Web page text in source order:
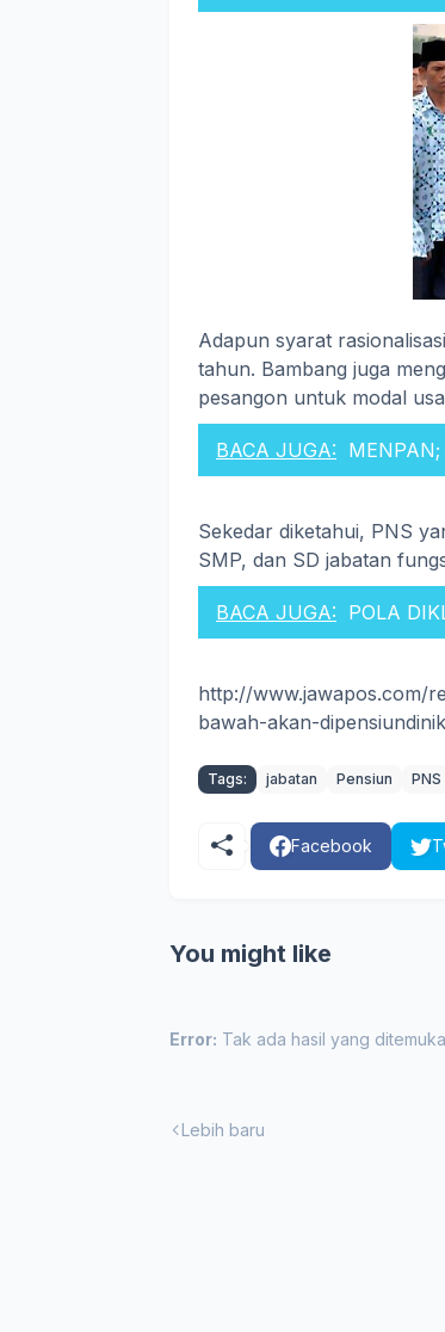
Adapun syarat
tahun. Bambang juga
pesangon untuk modal
BACA JUGA:
Sekedar diketahui, PNS
SMP, dan SD jabatan
BACA JUGA: POLA
http://www.jawapos.com/
bawah-akan-
Tags: jabatan Pensiun PNS
Facebook
You might like
Error: Tak ada hasil yang
Lebih baru